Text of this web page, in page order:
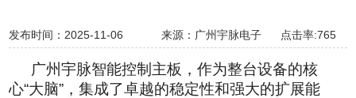
发布时间：2025-11-06 来源：广州宇脉电子 点击率:765
广州宇脉智能控制主板，作为整台设备的核
心“大脑”，集成了卓越的稳定性和强大的扩展能